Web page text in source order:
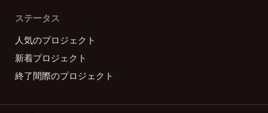
ステータス
人気のプロジェクト
新着プロジェクト
終了間際のプロジェクト